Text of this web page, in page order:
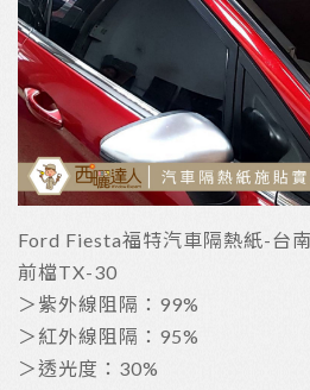
Ford Fiesta福特汽車隔熱紙-台
前檔TX-30
＞紫外線阻隔：99%
＞紅外線阻隔：95%
＞透光度：30%